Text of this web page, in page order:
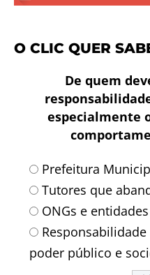
O CLIC QUER
De quem
especialmente
Prefeitura
Tutores que
ONGs e
poder público e